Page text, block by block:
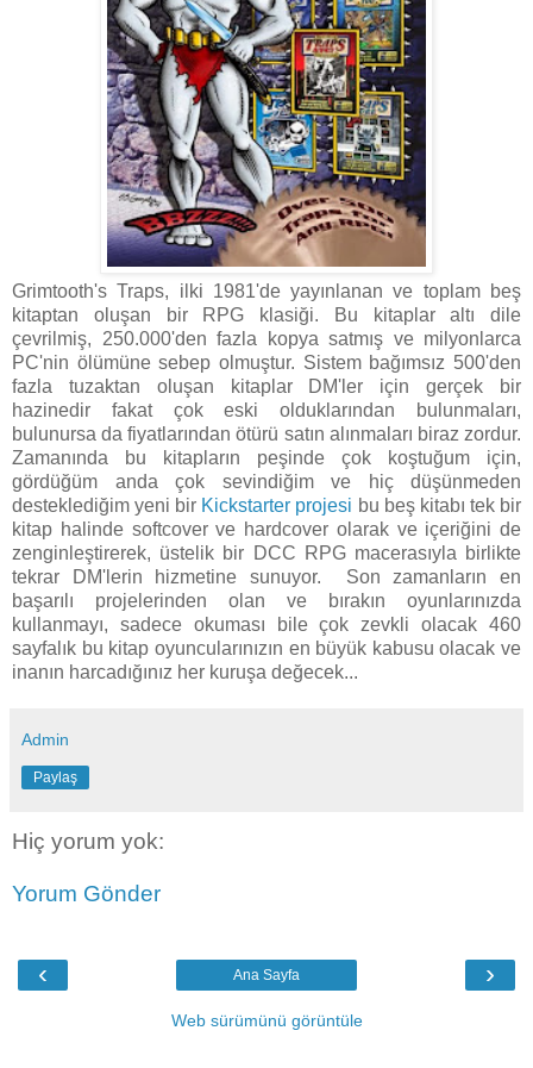
Grimtooth's Traps, ilki 1981'de yayınlanan ve toplam beş
kitaptan oluşan bir RPG klasiği. Bu kitaplar altı dile
çevrilmiş, 250.000'den fazla kopya satmış ve milyonlarca
PC'nin ölümüne sebep olmuştur. Sistem bağımsız 500'den
fazla tuzaktan oluşan kitaplar DM'ler için gerçek bir
hazinedir fakat çok eski olduklarından bulunmaları,
bulunursa da fiyatlarından ötürü satın alınmaları biraz zordur.
Zamanında bu kitapların peşinde çok koştuğum için,
gördüğüm anda çok sevindiğim ve hiç düşünmeden
desteklediğim yeni bir Kickstarter projesi bu beş kitabı tek bir
kitap halinde softcover ve hardcover olarak ve içeriğini de
zenginleştirerek, üstelik bir DCC RPG macerasıyla birlikte
tekrar DM'lerin hizmetine sunuyor. Son zamanların en
başarılı projelerinden olan ve bırakın oyunlarınızda
kullanmayı, sadece okuması bile çok zevkli olacak 460
sayfalık bu kitap oyuncularınızın en büyük kabusu olacak ve
inanın harcadığınız her kuruşa değecek...
Admin
Paylaş
Hiç yorum yok:
Yorum Gönder
‹ ›
Ana Sayfa
Web sürümünü görüntüle